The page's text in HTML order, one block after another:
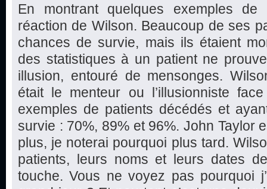
En montrant quelques exemples
réaction de Wilson. Beaucoup de ses
chances de survie, mais ils étaient
des statistiques à un patient ne
illusion, entouré de mensonges.
était le menteur ou l’illusionniste
exemples de patients décédés et
survie : 70%, 89% et 96%. John Taylor
plus, je noterai pourquoi plus tard.
patients, leurs noms et leurs dates
touche. Vous ne voyez pas pourquoi